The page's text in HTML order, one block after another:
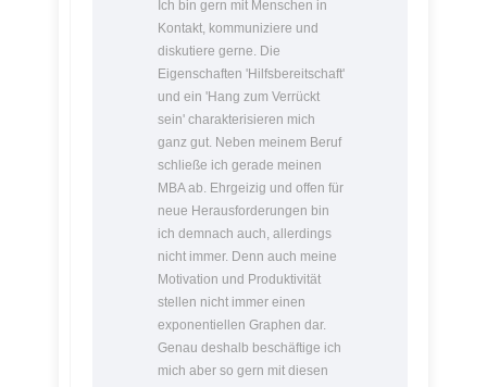
Ich bin gern mit Menschen in
Kontakt, kommuniziere und
diskutiere gerne. Die
Eigenschaften 'Hilfsbereitschaft'
und ein 'Hang zum Verrückt
sein' charakterisieren mich
ganz gut. Neben meinem Beruf
schließe ich gerade meinen
MBA ab. Ehrgeizig und offen für
neue Herausforderungen bin
ich demnach auch, allerdings
nicht immer. Denn auch meine
Motivation und Produktivität
stellen nicht immer einen
exponentiellen Graphen dar.
Genau deshalb beschäftige ich
mich aber so gern mit diesen